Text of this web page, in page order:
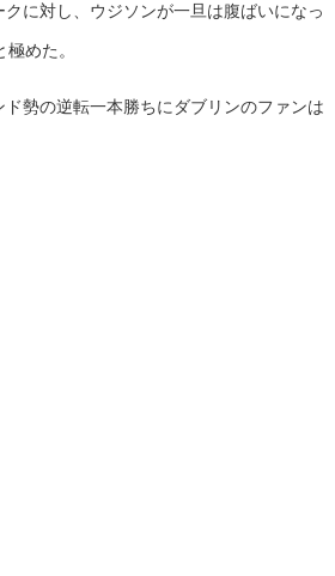
に対し、ウジソンが一旦は腹ばいになっ
めた。
勢の逆転一本勝ちにダブリンのファンは